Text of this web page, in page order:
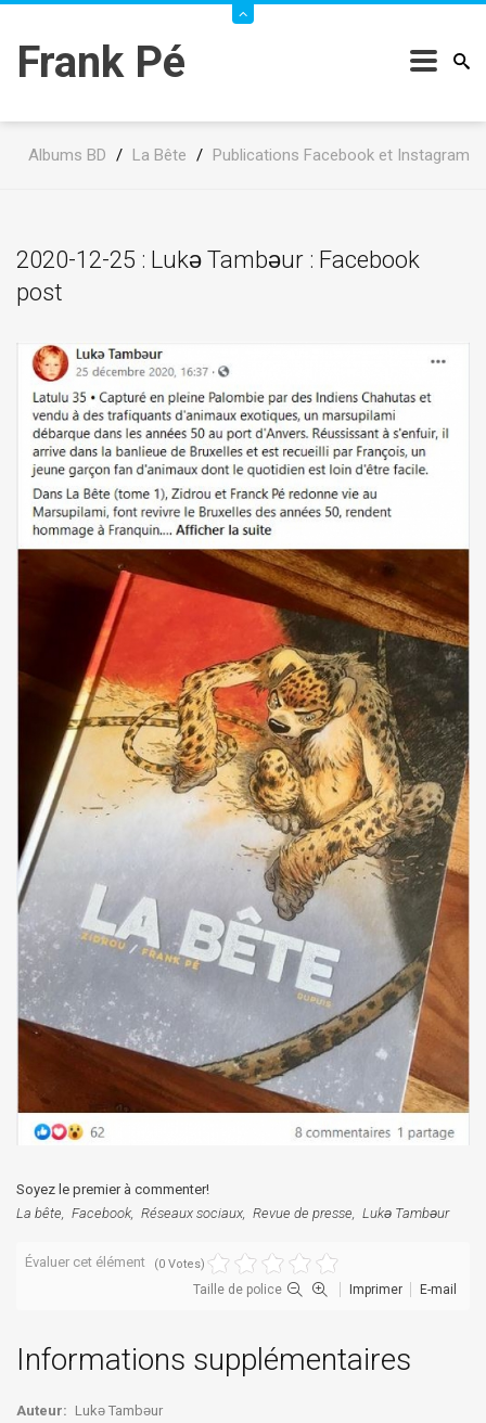
Frank Pé
Albums BD / La Bête / Publications Facebook et Instagram
2020-12-25 : Lukǝ Tambǝur : Facebook
post
Soyez le premier à commenter!
La bête
Facebook Réseaux sociaux Revue de presse Lukǝ Tambǝur
Évaluer cet élément (0 Votes)
Taille de police Imprimer E-mail
Informations supplémentaires
Auteur: Lukǝ Tambǝur